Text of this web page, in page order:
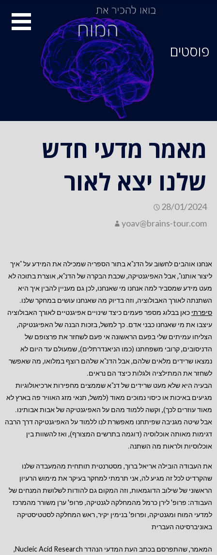
פוסטים
מאמר מדעי חדש
שלנו יצא לאור
28/01/2024
yoav@brains-tour.com
אנחנו אוהבים לחשוב על הדנ"א בתור הספריה שמכילה את המידע על "איך
ליצור אותנו", אבל האפיגנטיקה, שכבת הבקרה של הדנ"א, אוצרת בתוכה לא
מעט מידע שמסביר למה אנחנו מי שאנחנו, לכן גם מעניין להבין איך היא
השתנתה לאורך האבולוציה, וזה בדיוק מה שאנחנו עושים במחקר שלנו.
סיפרתי כאן בבלוג מספר פעמים כיצד שינויים אפיגנטיים לאורך האבולוציה
עיצבו את מי שאנחנו כבני אדם. כך למשל, בזכות הבנה של האפיגנטיקה,
הצליחו עמיתים שלי בפעם הראשונה אי פעם לשחזר את פרצופם של
הדניסובים, קרובי משפחתנו (כמו הניאנדרתלים), שמעולם עד היום לא
נמצאו שרידים מלאים שלהם, אבל הדנ"א שלהם רוצף במלואו, מה שאפשר
לשחזר את המתילציה ולגלות כיצד הם נראים.
הבעיה היא שלא מעט שרידים של דנ"א שממצים מחפירות ארכיאולוגיות
מגיעים באיכות או כיסוי נמוכים מאוד (למשל, תנאי מזג האוויר פה בארץ לא
מאוד עוזרים לכך), וקשה ללמוד מהם על האפיגנטיקה של אבות אבותינו.
אבל שיטה מגניבה שפיתחנו מאפשרת לנו ללמוד על האפיגנטיקה דרך הרבה
דגימות מאותה אוכלוסיה (דוגמה בתרשים המצורף), ואז להשוות בין
אוכלוסיות ולראות מה השתנה.
את העבודה הובילה אריאל ברוך, מסטרנטית תותחית מהמעבדה שלנו
שהקרדיט לכל זה מגיע לה, אני תרמתי למחקר בעיקר את מימוש הרעיון
הראשוני של שילוב הדוגמאות, וזה המקום גם להודות לשלושת המנחים של
העבודה: פרופ' לירן כרמל מהמחלקה לגנטיקה, פרופ' ערן משורר מהמרכז
למדעי המוח ומגנטיקה, ופרופ' בנימין יקיר, ראש המחלקה לסטטיסטיקה
באוניברסיטה העברית
המאמר, שהתפרסם בכתב העת המדעי הנהדר Nucleic Acid Research,